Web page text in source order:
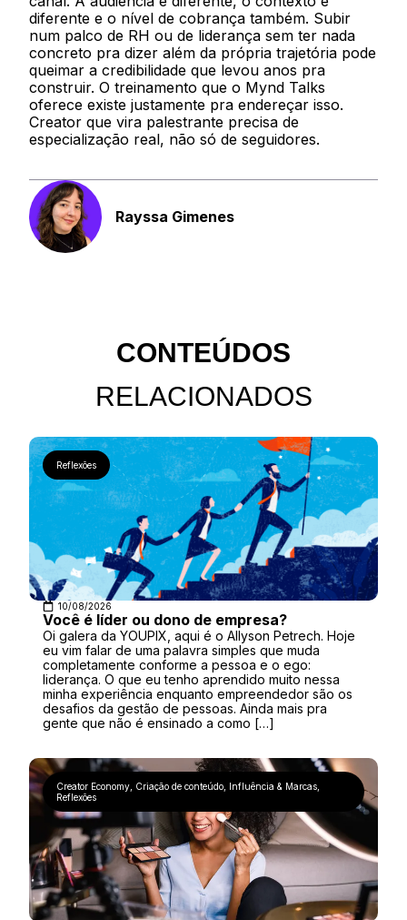
diferente e o nível de cobrança também. Subir
num palco de RH ou de liderança sem ter nada
concreto pra dizer além da própria trajetória pode
queimar a credibilidade que levou anos pra
construir. O treinamento que o Mynd Talks
oferece existe justamente pra endereçar isso.
Creator que vira palestrante precisa de
especialização real, não só de seguidores.
Rayssa Gimenes
CONTEÚDOS
RELACIONADOS
Reflexões
10/08/2026
Você é líder ou dono de empresa?
Oi galera da YOUPIX, aqui é o Allyson Petrech. Hoje
eu vim falar de uma palavra simples que muda
completamente conforme a pessoa e o ego:
liderança. O que eu tenho aprendido muito nessa
minha experiência enquanto empreendedor são os
desafios da gestão de pessoas. Ainda mais pra
gente que não é ensinado a como […]
Creator Economy Criação de conteúdo Influência & Marcas
Reflexões